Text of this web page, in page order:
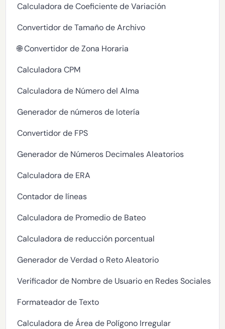
Calculadora de Coeficiente de Variación
Convertidor de Tamaño de Archivo
🌐 Convertidor de Zona Horaria
Calculadora CPM
Calculadora de Número del Alma
Generador de números de lotería
Convertidor de FPS
Generador de Números Decimales Aleatorios
Calculadora de ERA
Contador de líneas
Calculadora de Promedio de Bateo
Calculadora de reducción porcentual
Generador de Verdad o Reto Aleatorio
Verificador de Nombre de Usuario en Redes Sociales
Formateador de Texto
Calculadora de Área de Polígono Irregular